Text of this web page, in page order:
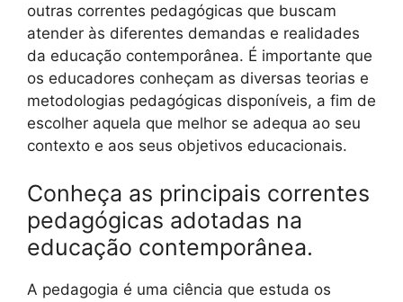
outras correntes pedagógicas que buscam
atender às diferentes demandas e realidades
da educação contemporânea. É importante que
os educadores conheçam as diversas teorias e
metodologias pedagógicas disponíveis, a fim de
escolher aquela que melhor se adequa ao seu
contexto e aos seus objetivos educacionais.
Conheça as principais correntes
pedagógicas adotadas na
educação contemporânea.
A pedagogia é uma ciência que estuda os